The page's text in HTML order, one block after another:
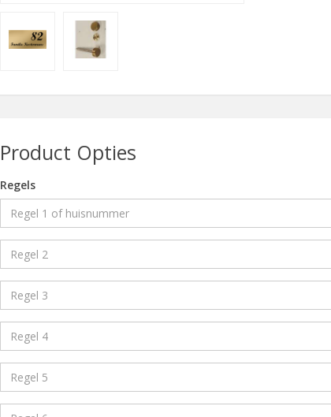
Product Opties
Regels